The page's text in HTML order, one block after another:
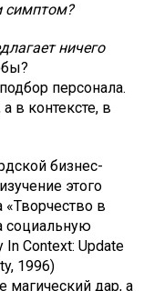
симптом?
ничего
персонала.
в контексте, в
бизнес-
этого
«Творчество в
социальную
In Context: Update
1996)
магический дар, а